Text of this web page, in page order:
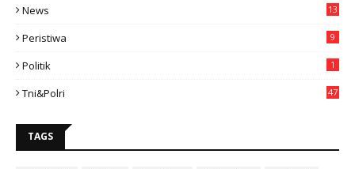
News
13
Peristiwa 9
Politik 1
Tni&polri 47
TAGS